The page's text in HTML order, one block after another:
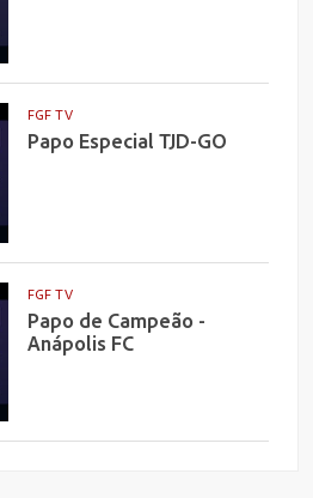
FGF TV
Papo Especial TJD-GO
FGF TV
Papo de Campeão -
Anápolis FC